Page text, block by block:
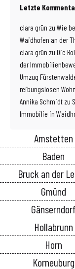
Letzte
clara grün zu Wie
Waidhofen an der
clara grün zu Die
der
Umzug
reibungslosen
Annika Schmidt zu
Immobilie in
Amstetten
Baden
Bruck an der
Gmünd
Gänserndorf
Hollabrunn
Horn
Korneuburg